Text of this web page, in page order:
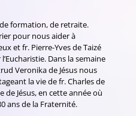
formation, de retraite.
pour nous aider à
et fr. Pierre-Yves de Taizé
Dans la semaine
Veronika de Jésus nous
la vie de fr. Charles de
de Jésus, en cette année où
ans de la Fraternité.